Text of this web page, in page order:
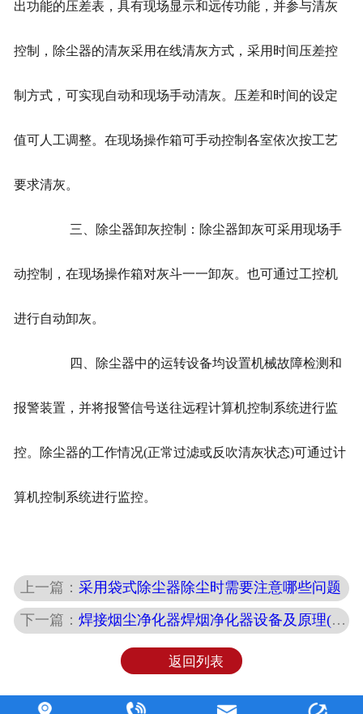
出功能的压差表，具有现场显示和远传功能，并参与清灰
控制，除尘器的清灰采用在线清灰方式，采用时间压差控
制方式，可实现自动和现场手动清灰。压差和时间的设定
值可人工调整。在现场操作箱可手动控制各室依次按工艺
要求清灰。
三、除尘器卸灰控制：除尘器卸灰可采用现场手
动控制，在现场操作箱对灰斗一一卸灰。也可通过工控机
进行自动卸灰。
四、除尘器中的运转设备均设置机械故障检测和
报警装置，并将报警信号送往远程计算机控制系统进行监
控。除尘器的工作情况(正常过滤或反吹清灰状态)可通过计
算机控制系统进行监控。
上一篇：采用袋式除尘器除尘时需要注意哪些问题
下一篇：焊接烟尘净化器焊烟净化器设备及原理(双臂移动式焊烟净化器)
返回列表